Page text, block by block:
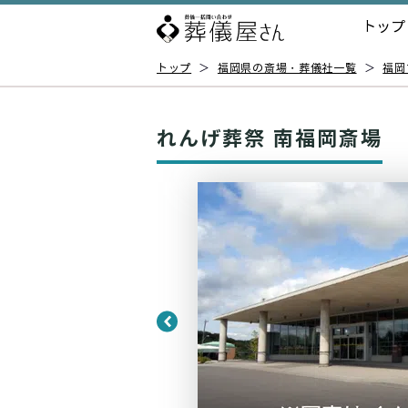
トップ
トップ ＞ 福岡県の斎場・葬儀社一覧 ＞ 福
れんげ葬祭 南福岡斎場